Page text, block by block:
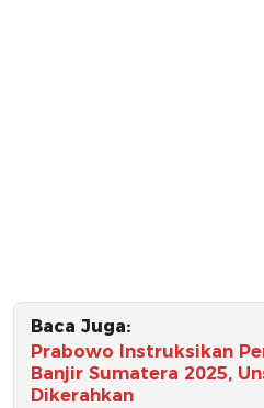
Baca Juga:
Prabowo Instruksikan
Banjir Sumatera 2025,
Dikerahkan